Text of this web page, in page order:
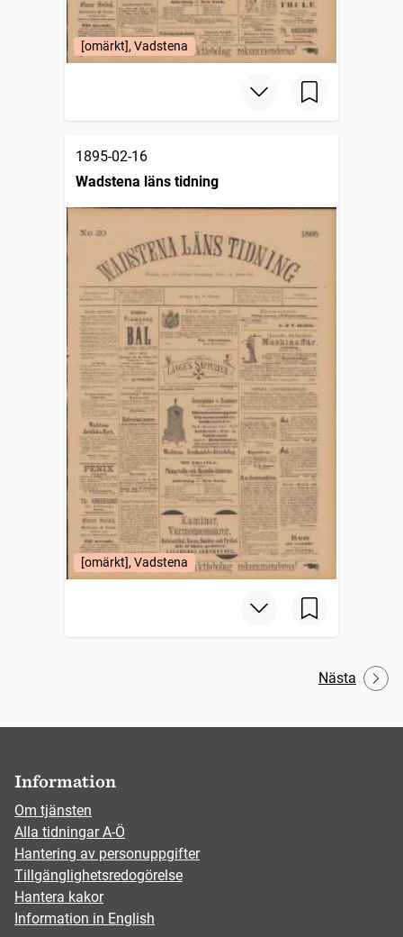
[omärkt], Vadstena
1895-02-16
Wadstena läns tidning
[omärkt], Vadstena
Nästa
Information
Om tjänsten
Alla tidningar A-Ö
Hantering av personuppgifter
Tillgänglighetsredogörelse
Hantera kakor
Information in English